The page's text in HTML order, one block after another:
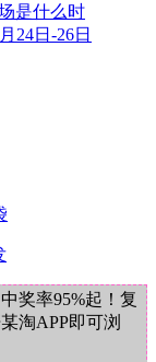
是什么时
24日-26日
奖率95%起！复
淘APP即可浏